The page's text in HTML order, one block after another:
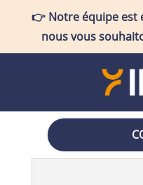
👉 Notre équipe est
nous vous